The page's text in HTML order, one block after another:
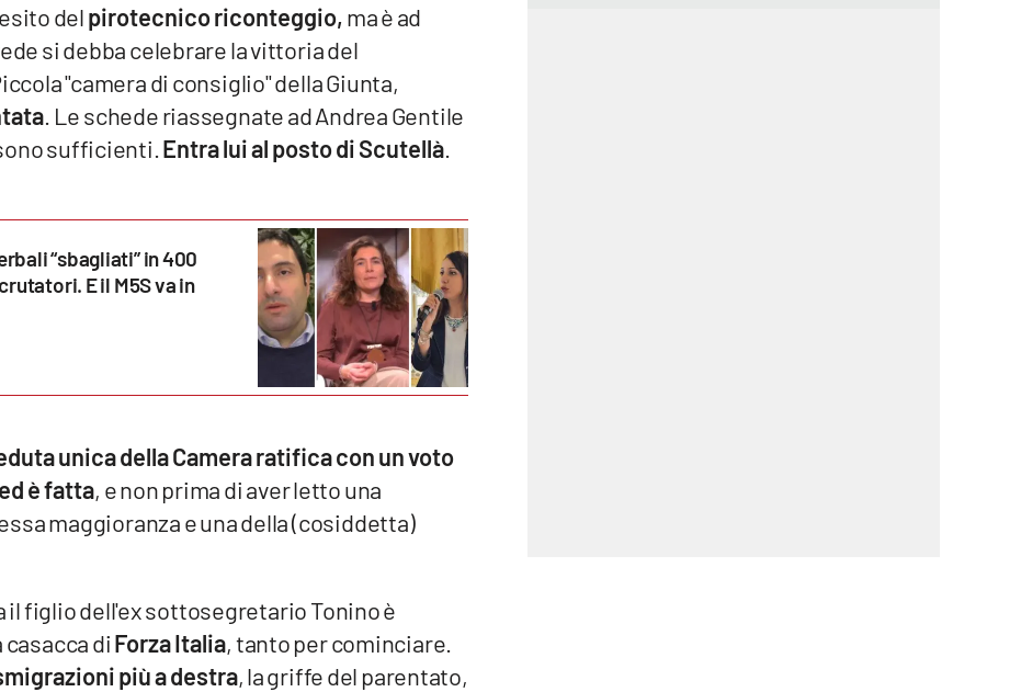
delpirotecnico riconteggio,ma è ad
si debba celebrare la vittoria del
"camera di consiglio" della Giunta,
. Le schede riassegnate ad Andrea Gentile
sufficienti. Entra lui al posto di Scutellà
“sbagliati” in 400
E il M5S va in
unica della Camera ratifica con un voto
è fatta, e non prima di aver letto una
maggioranza e una della (cosiddetta)
il figlio dell'ex sottosegretario Tonino è
diForza Italia, tanto per cominciare.
più a destra, la griffe del parentato,